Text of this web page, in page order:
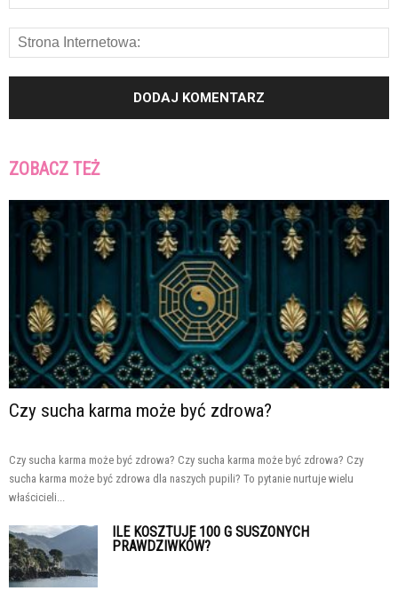
ZOBACZ TEŻ
Czy sucha karma może być zdrowa?
Czy sucha karma może być zdrowa? Czy sucha karma może być zdrowa? Czy
sucha karma może być zdrowa dla naszych pupili? To pytanie nurtuje wielu
właścicieli...
ILE KOSZTUJE 100 G SUSZONYCH
PRAWDZIWKÓW?